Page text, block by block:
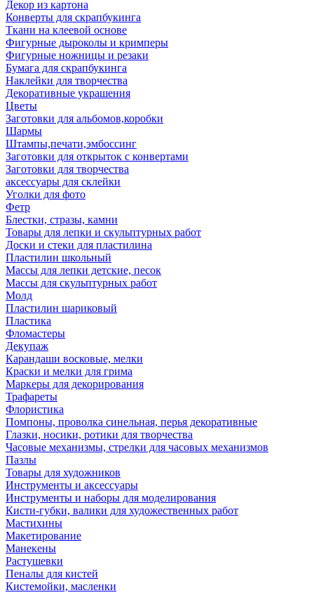
Декор из картона
Конверты для скрапбукинга
Ткани на клеевой основе
Фигурные дыроколы и кримперы
Фигурные ножницы и резаки
Бумага для скрапбукинга
Наклейки для творчества
Декоративные украшения
Цветы
Заготовки для альбомов,коробки
Шармы
Штампы,печати,эмбоссинг
Заготовки для открыток с конвертами
Заготовки для творчества
аксессуары для склейки
Уголки для фото
Фетр
Блестки, стразы, камни
Товары для лепки и скульптурных работ
Доски и стеки для пластилина
Пластилин школьный
Массы для лепки детские, песок
Массы для скульптурных работ
Молд
Пластилин шариковый
Пластика
Фломастеры
Декупаж
Карандаши восковые, мелки
Краски и мелки для грима
Маркеры для декорирования
Трафареты
Флористика
Помпоны, проволка синельная, перья декоративные
Глазки, носики, ротики для творчества
Часовые механизмы, стрелки для часовых механизмов
Пазлы
Товары для художников
Инструменты и аксессуары
Инструменты и наборы для моделирования
Кисти-губки, валики для художественных работ
Мастихины
Макетирование
Манекены
Растушевки
Пеналы для кистей
Кистемойки, масленки